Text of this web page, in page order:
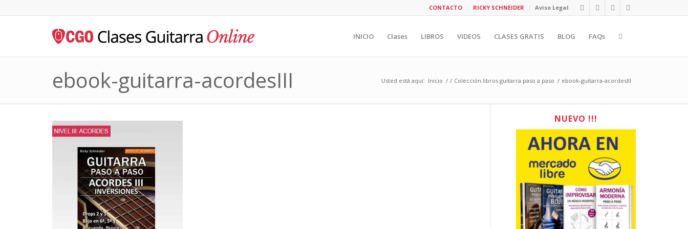
CONTACTO RICKY SCHNEIDER Aviso Legal
INICIO Clases LIBROS VIDEOS CLASES GRATIS BLOG FAQs
ebook-guitarra-acordesIII Usted está aquí: Inicio / / Colección libros guitarra paso a paso / ebook-guitarra-acordesIII
NUEVO !!!